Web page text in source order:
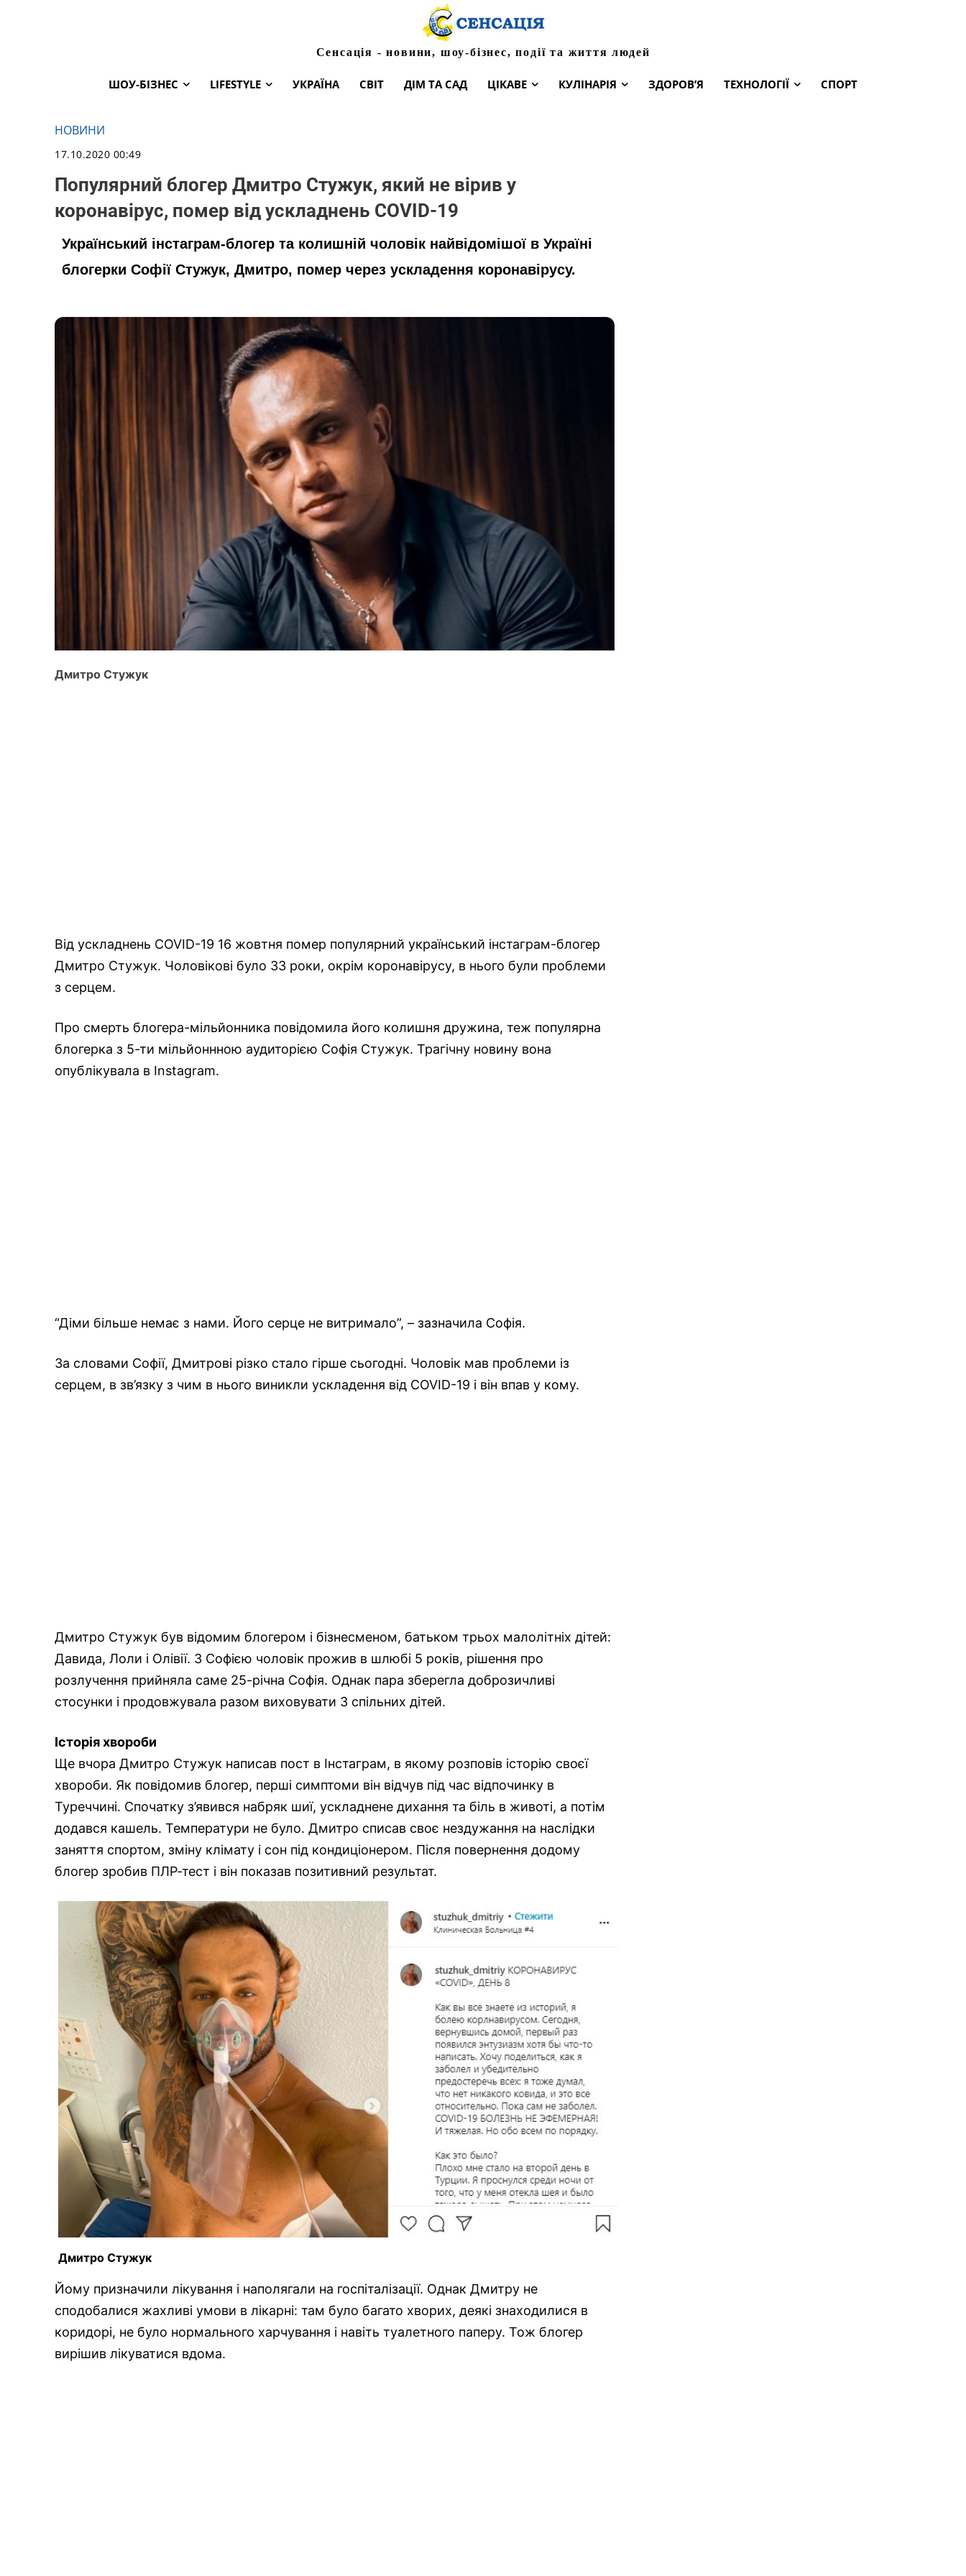
Сенсація - новини, шоу-бізнес, події та життя людей
ШОУ-БІЗНЕС LIFESTYLE УКРАЇНА СВІТ ДІМ ТА САД ЦІКАВЕ КУЛІНАРІЯ ЗДОРОВ’Я ТЕХНОЛОГІЇ СПОРТ
НОВИНИ
17.10.2020 00:49
Популярний блогер Дмитро Стужук, який не вірив у
коронавірус, помер від ускладнень COVID-19
Український інстаграм-блогер та колишній чоловік найвідомішої в Україні
блогерки Софії Стужук, Дмитро, помер через ускладення коронавірусу.
Дмитро Стужук
Від ускладнень COVID-19 16 жовтня помер популярний український інстаграм-блогер
Дмитро Стужук. Чоловікові було 33 роки, окрім коронавірусу, в нього були проблеми
з серцем.
Про смерть блогера-мільйонника повідомила його колишня дружина, теж популярна
блогерка з 5-ти мільйоннною аудиторією Софія Стужук. Трагічну новину вона
опублікувала в Instagram.
“Діми більше немає з нами. Його серце не витримало”, – зазначила Софія.
За словами Софії, Дмитрові різко стало гірше сьогодні. Чоловік мав проблеми із
серцем, в зв’язку з чим в нього виникли ускладення від COVID-19 і він впав у кому.
Дмитро Стужук був відомим блогером і бізнесменом, батьком трьох малолітніх дітей:
Давида, Лоли і Олівії. З Софією чоловік прожив в шлюбі 5 років, рішення про
розлучення прийняла саме 25-річна Софія. Однак пара зберегла доброзичливі
стосунки і продовжувала разом виховувати 3 спільних дітей.
Історія хвороби
Ще вчора Дмитро Стужук написав пост в Інстаграм, в якому розповів історію своєї
хвороби. Як повідомив блогер, перші симптоми він відчув під час відпочинку в
Туреччині. Спочатку з’явився набряк шиї, ускладнене дихання та біль в животі, а потім
додався кашель. Температури не було. Дмитро списав своє нездужання на наслідки
заняття спортом, зміну клімату і сон під кондиціонером. Після повернення додому
блогер зробив ПЛР-тест і він показав позитивний результат.
Дмитро Стужук
Йому призначили лікування і наполягали на госпіталізації. Однак Дмитру не
сподобалися жахливі умови в лікарні: там було багато хворих, деякі знаходилися в
коридорі, не було нормального харчування і навіть туалетного паперу. Тож блогер
вирішив лікуватися вдома.